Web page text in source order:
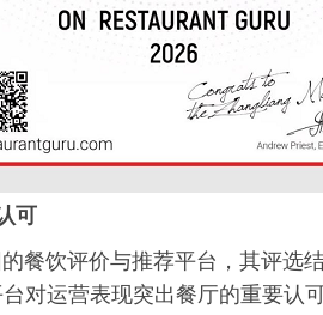
可
餐饮评价与推荐平台，其评选
对运营表现突出餐厅的重要认